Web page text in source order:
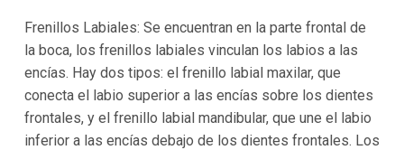
Frenillos Labiales: Se encuentran en la parte frontal de
la boca, los frenillos labiales vinculan los labios a las
encías. Hay dos tipos: el frenillo labial maxilar, que
conecta el labio superior a las encías sobre los dientes
frontales, y el frenillo labial mandibular, que une el labio
inferior a las encías debajo de los dientes frontales. Los